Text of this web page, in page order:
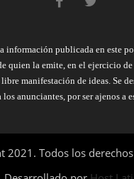
información publicada en este
quien la emite, en el ejercicio
manifestación de ideas. Se
anunciantes, por ser ajenos a
2021. Todos los